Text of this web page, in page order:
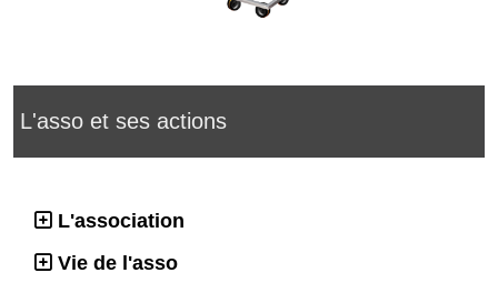
L'asso et ses actions
L'association
Vie de l'asso